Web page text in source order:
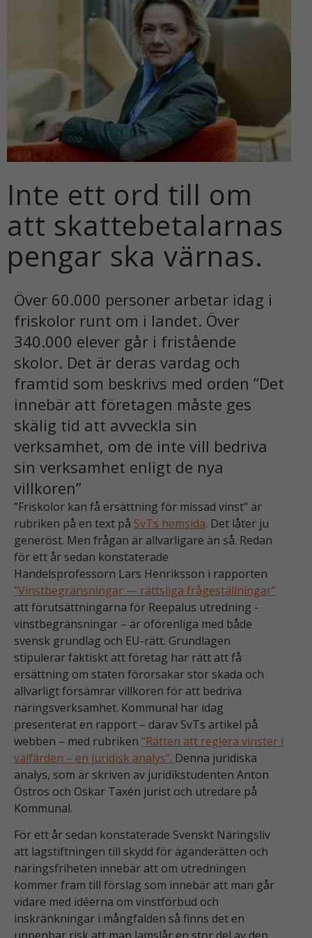
Inte ett ord till om
att skattebetalarnas
pengar ska värnas.
Över 60.000 personer arbetar idag i
friskolor runt om i landet. Över
340.000 elever går i fristående
skolor. Det är deras vardag och
framtid som beskrivs med orden ”Det
innebär att företagen måste ges
skälig tid att avveckla sin
verksamhet, om de inte vill bedriva
sin verksamhet enligt de nya
villkoren”
”Friskolor kan få ersättning för missad vinst” är
rubriken på en text på SvTs hemsida. Det låter ju
generöst. Men frågan är allvarligare än så. Redan
för ett år sedan konstaterade
Handelsprofessorn Lars Henriksson i rapporten
”Vinstbegränsningar — rättsliga frågeställningar”
att förutsättningarna för Reepalus utredning -
vinstbegränsningar – är oförenliga med både
svensk grundlag och EU-rätt. Grundlagen
stipulerar faktiskt att företag har rätt att få
ersättning om staten förorsakar stor skada och
allvarligt försämrar villkoren för att bedriva
näringsverksamhet. Kommunal har idag
presenterat en rapport – därav SvTs artikel på
webben – med rubriken ”Rätten att reglera vinster i
välfärden – en juridisk analys”. Denna juridiska
analys, som är skriven av juridikstudenten Anton
Östros och Oskar Taxén jurist och utredare på
Kommunal.
För ett år sedan konstaterade Svenskt Näringsliv
att lagstiftningen till skydd för äganderätten och
näringsfriheten innebär att om utredningen
kommer fram till förslag som innebär att man går
vidare med idéerna om vinstförbud och
inskränkningar i mångfalden så finns det en